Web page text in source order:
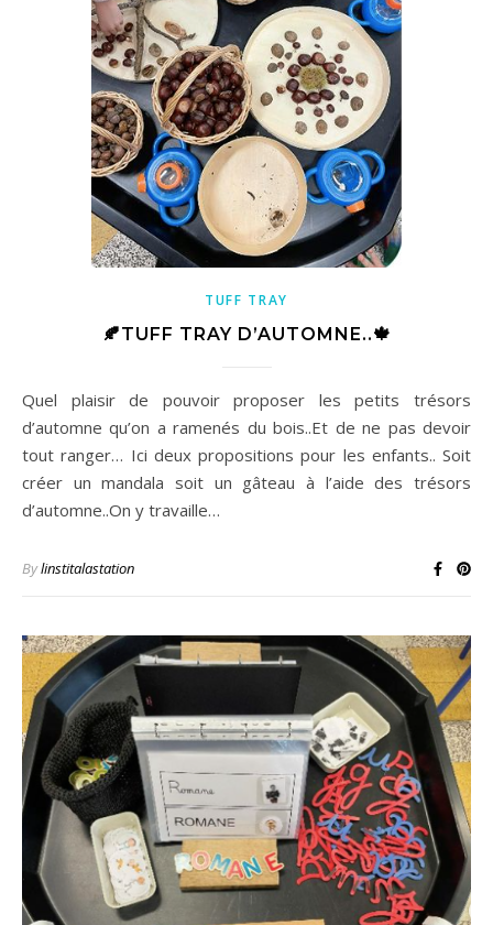
TUFF TRAY
🍂TUFF TRAY D’AUTOMNE..🍁
Quel plaisir de pouvoir proposer les petits trésors
d’automne qu’on a ramenés du bois..Et de ne pas devoir
tout ranger… Ici deux propositions pour les enfants.. Soit
créer un mandala soit un gâteau à l’aide des trésors
d’automne..On y travaille…
Bylinstitalastation